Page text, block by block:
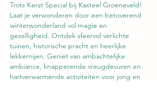
Trots Kerst Special bij Kasteel Groeneveld!
Laat je verwonderen door een betoverend
winterwonderland vol magie en
gezelligheid. Ontdek sfeervol verlichte
tuinen, historische pracht en heerlijke
lekkernijen. Geniet van ambachtelijke
ambiance, knapperende vreugdevuren en
hartverwarmende activiteiten voor jong en